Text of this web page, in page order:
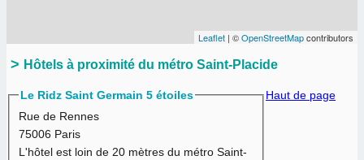
Leaflet | ©OpenStreetMapcontributors
Hôtels à proximité du métro Saint-Placide
Le Ridz Saint Germain 5 étoiles
Rue de Rennes
75006 Paris
L'hôtel est loin de 20 mètres du métro Saint-
Haut de page